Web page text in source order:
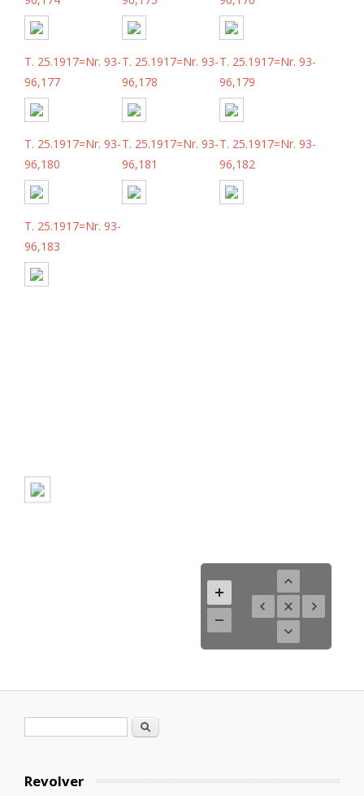
T. 25.1917=Nr. 93-
96,177
T. 25.1917=Nr. 93-
96,178
T. 25.1917=Nr. 93-
96,179
T. 25.1917=Nr. 93-
96,180
T. 25.1917=Nr. 93-
96,181
T. 25.1917=Nr. 93-
96,182
T. 25.1917=Nr. 93-
96,183
Formulario de búsqueda
Buscar
Revolver